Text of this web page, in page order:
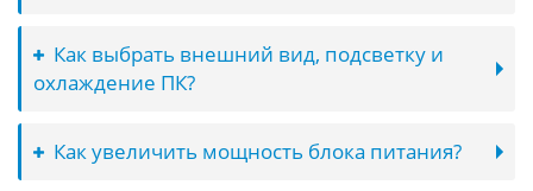
Как выбрать внешний вид, подсветку и
охлаждение ПК?
Как увеличить мощность блока питания?